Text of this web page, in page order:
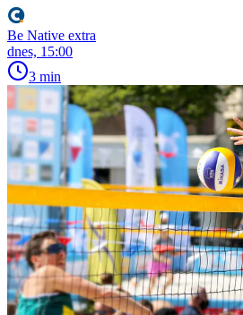
Be Native extra
dnes, 15:00
3 min